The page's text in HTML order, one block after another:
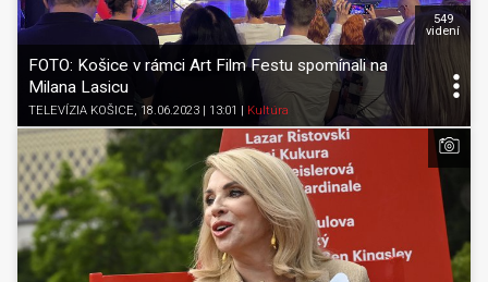
FOTO: Košice v rámci Art Film Festu spomínali na
Milana Lasicu
TELEVÍZIA KOŠICE, 18.06.2023 | 13:01 | Kultúra
549
videní